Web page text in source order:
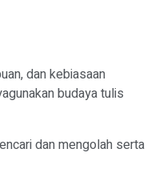
dan kebiasaan
budaya tulis
dan mengolah serta